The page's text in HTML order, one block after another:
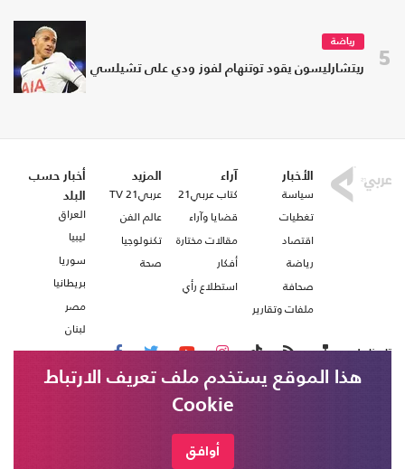
5
رياضة
ريتشارليسون يقود توتنهام لفوز ودي على تشيلسي
الأخبار
سياسة
تغطيات
اقتصاد
رياضة
صحافة
ملفات وتقارير
آراء
كتاب عربي21
قضايا وآراء
مقالات مختارة
أفكار
استطلاع رأي
المزيد
عربي21 TV
عالم الفن
تكنولوجيا
صحة
أخبار حسب
البلد
العراق
ليبيا
سوريا
بريطانيا
مصر
لبنان
تابعنا على
هذا الموقع يستخدم ملف تعريف الارتباط
Cookie
أوافق